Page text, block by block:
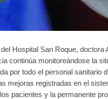
del Hospital San Roque,
continúa monitoreándose la
por todo el personal
mejoras registradas en el
pacientes y la permanente